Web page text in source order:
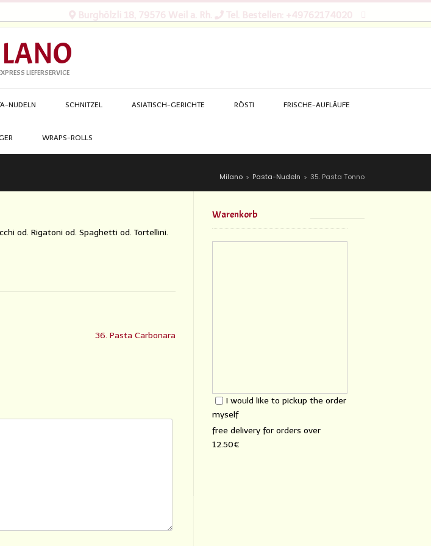
Burghölzli 18, 79576 Weil a. Rh. Tel. Bestellen: +49762174020
LIEFERSERVICE
NUDELN SCHNITZEL ASIATISCH-GERICHTE RÖSTI FRISCHE-AUFLÄUFE
WRAPS-ROLLS
Milano > Pasta-Nudeln > 35. Pasta Tonno
od. Rigatoni od. Spaghetti od. Tortellini.
36. Pasta Carbonara
Warenkorb
I would like to pickup the order
myself
free delivery for orders over
12.50€